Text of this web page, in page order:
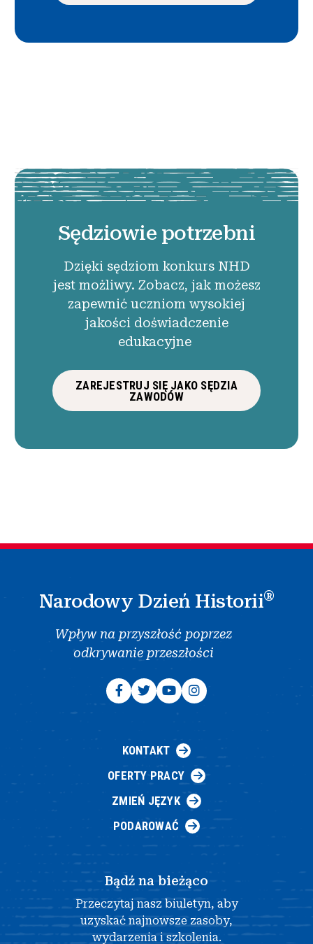
Sędziowie potrzebni
Dzięki sędziom konkurs NHD
jest możliwy. Zobacz, jak możesz
zapewnić uczniom wysokiej
jakości doświadczenie
edukacyjne
ZAREJESTRUJ SIĘ JAKO SĘDZIA
ZAWODÓW
Narodowy Dzień Historii®
Wpływ na przyszłość poprzez
odkrywanie przeszłości
KONTAKT
OFERTY PRACY
ZMIEŃ JĘZYK
PODAROWAĆ
Bądź na bieżąco
Przeczytaj nasz biuletyn, aby
uzyskać najnowsze zasoby,
wydarzenia i szkolenia.